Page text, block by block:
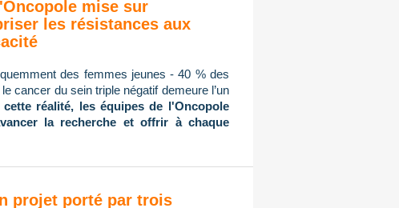
mise sur
les résistances aux
des femmes jeunes - 40 % des
cancer du sein triple négatif demeure l’un
cette réalité, les équipes de l'Oncopole
la recherche et offrir à chaque
projet porté par trois